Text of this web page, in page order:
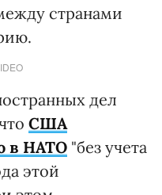
странами
дел
США
в НАТО "без учета
этой